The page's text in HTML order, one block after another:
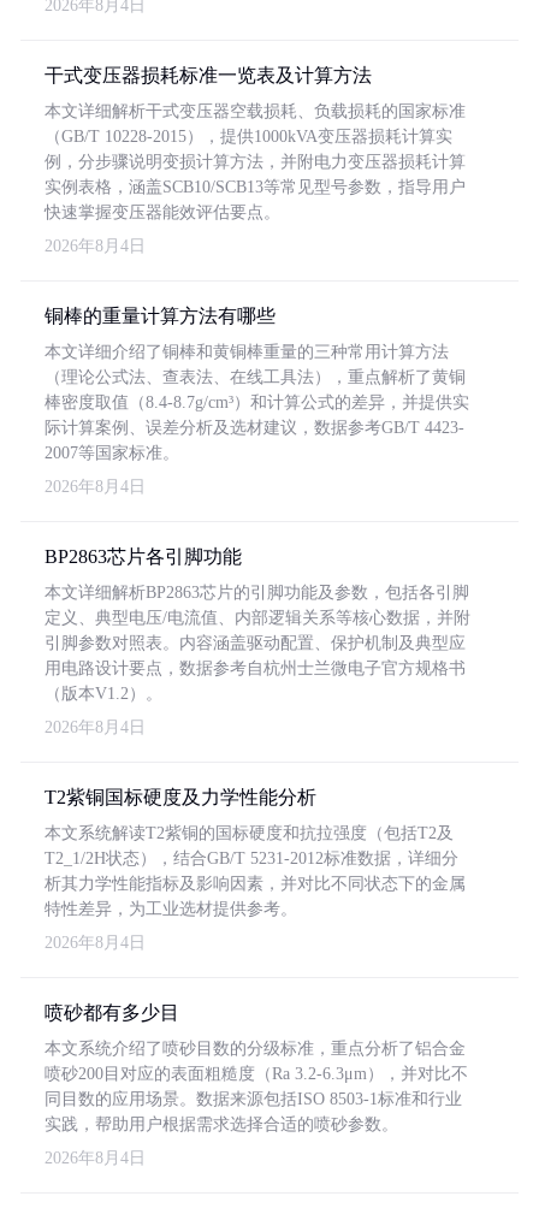
2026年8月4日
干式变压器损耗标准一览表及计算方法
本文详细解析干式变压器空载损耗、负载损耗的国家标准
（GB/T 10228-2015），提供1000kVA变压器损耗计算实
例，分步骤说明变损计算方法，并附电力变压器损耗计算
实例表格，涵盖SCB10/SCB13等常见型号参数，指导用户
快速掌握变压器能效评估要点。
2026年8月4日
铜棒的重量计算方法有哪些
本文详细介绍了铜棒和黄铜棒重量的三种常用计算方法
（理论公式法、查表法、在线工具法），重点解析了黄铜
棒密度取值（8.4-8.7g/cm³）和计算公式的差异，并提供实
际计算案例、误差分析及选材建议，数据参考GB/T 4423-
2007等国家标准。
2026年8月4日
BP2863芯片各引脚功能
本文详细解析BP2863芯片的引脚功能及参数，包括各引脚
定义、典型电压/电流值、内部逻辑关系等核心数据，并附
引脚参数对照表。内容涵盖驱动配置、保护机制及典型应
用电路设计要点，数据参考自杭州士兰微电子官方规格书
（版本V1.2）。
2026年8月4日
T2紫铜国标硬度及力学性能分析
本文系统解读T2紫铜的国标硬度和抗拉强度（包括T2及
T2_1/2H状态），结合GB/T 5231-2012标准数据，详细分
析其力学性能指标及影响因素，并对比不同状态下的金属
特性差异，为工业选材提供参考。
2026年8月4日
喷砂都有多少目
本文系统介绍了喷砂目数的分级标准，重点分析了铝合金
喷砂200目对应的表面粗糙度（Ra 3.2-6.3μm），并对比不
同目数的应用场景。数据来源包括ISO 8503-1标准和行业
实践，帮助用户根据需求选择合适的喷砂参数。
2026年8月4日